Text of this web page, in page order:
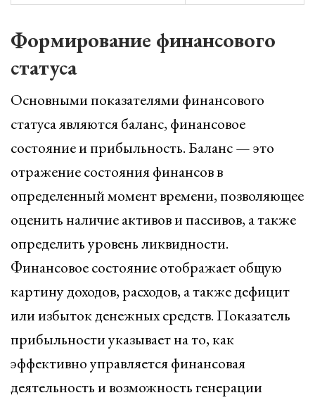
Формирование финансового
статуса
Основными показателями финансового
статуса являются баланс, финансовое
состояние и прибыльность. Баланс — это
отражение состояния финансов в
определенный момент времени, позволяющее
оценить наличие активов и пассивов, а также
определить уровень ликвидности.
Финансовое состояние отображает общую
картину доходов, расходов, а также дефицит
или избыток денежных средств. Показатель
прибыльности указывает на то, как
эффективно управляется финансовая
деятельность и возможность генерации